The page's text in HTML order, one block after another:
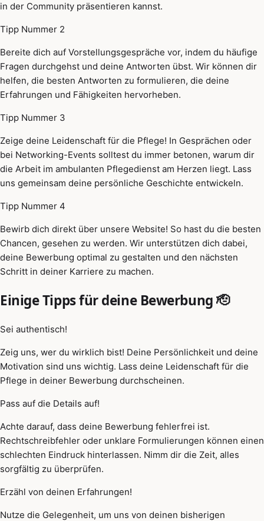
in der Community präsentieren kannst.
Tipp Nummer 2
Bereite dich auf Vorstellungsgespräche vor, indem du häufige
Fragen durchgehst und deine Antworten übst. Wir können dir
helfen, die besten Antworten zu formulieren, die deine
Erfahrungen und Fähigkeiten hervorheben.
Tipp Nummer 3
Zeige deine Leidenschaft für die Pflege! In Gesprächen oder
bei Networking-Events solltest du immer betonen, warum dir
die Arbeit im ambulanten Pflegedienst am Herzen liegt. Lass
uns gemeinsam deine persönliche Geschichte entwickeln.
Tipp Nummer 4
Bewirb dich direkt über unsere Website! So hast du die besten
Chancen, gesehen zu werden. Wir unterstützen dich dabei,
deine Bewerbung optimal zu gestalten und den nächsten
Schritt in deiner Karriere zu machen.
Einige Tipps für deine Bewerbung 🫡
Sei authentisch!
Zeig uns, wer du wirklich bist! Deine Persönlichkeit und deine
Motivation sind uns wichtig. Lass deine Leidenschaft für die
Pflege in deiner Bewerbung durchscheinen.
Pass auf die Details auf!
Achte darauf, dass deine Bewerbung fehlerfrei ist.
Rechtschreibfehler oder unklare Formulierungen können einen
schlechten Eindruck hinterlassen. Nimm dir die Zeit, alles
sorgfältig zu überprüfen.
Erzähl von deinen Erfahrungen!
Nutze die Gelegenheit, um uns von deinen bisherigen